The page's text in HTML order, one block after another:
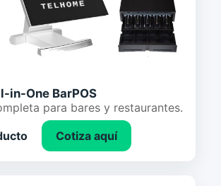
in-One BarPOS
para bares y restaurantes.
Cotiza aquí